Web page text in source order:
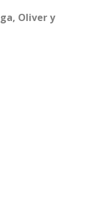
Oliver y